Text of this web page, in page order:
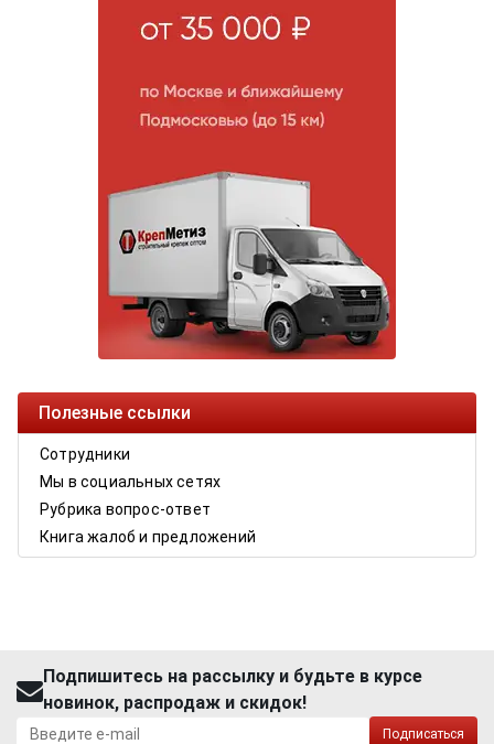
Полезные ссылки
Сотрудники
Мы в социальных сетях
Рубрика вопрос-ответ
Книга жалоб и предложений
Подпишитесь на рассылку и будьте в курсе
новинок, распродаж и скидок!
Подписаться